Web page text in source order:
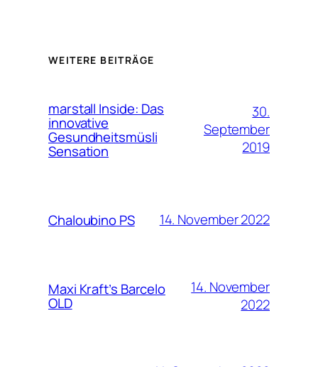
WEITERE BEITRÄGE
marstall Inside: Das
innovative
Gesundheitsmüsli
Sensation
30.
September
2019
Chaloubino PS 14. November 2022
Maxi Kraft’s Barcelo
OLD
14. November
2022